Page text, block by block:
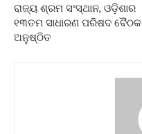
ରାଜ୍ୟ ଶ୍ରମ ସଂସ୍ଥାନ, ଓଡ଼ିଶାର
୧୩ତମ ସାଧାରଣ ପରିଷଦ ବୈଠକ
ଅନୁଷ୍ଠିତ